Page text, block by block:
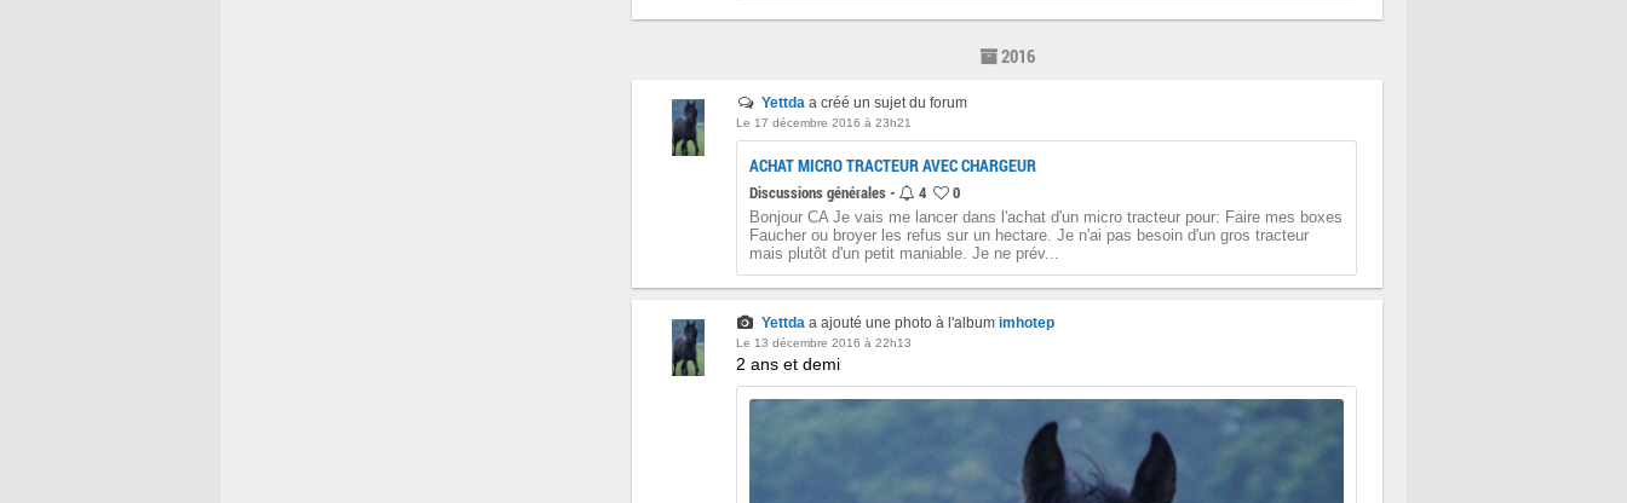
2016
Yettda a créé un sujet du forum
Le 17 décembre 2016 à 23h21
ACHAT MICRO TRACTEUR AVEC CHARGEUR
Discussions générales - 4 0
Bonjour CA Je vais me lancer dans l'achat d'un micro tracteur pour: Faire mes boxes
Faucher ou broyer les refus sur un hectare. Je n'ai pas besoin d'un gros tracteur
mais plutôt d'un petit maniable. Je ne prév...
Yettda a ajouté une photo à l'albumimhotep
Le 13 décembre 2016 à 22h13
2 ans et demi